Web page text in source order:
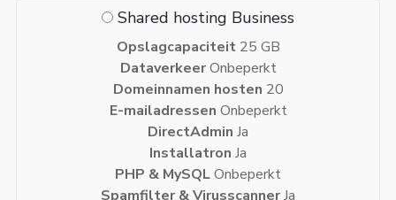
Shared hosting Business
Opslagcapaciteit25 GB
DataverkeerOnbeperkt
Domeinnamen hosten 20
E-mailadressen Onbeperkt
DirectAdmin Ja
Installatron Ja
PHP & MySQLOnbeperkt
Spamfilter & VirusscannerJa